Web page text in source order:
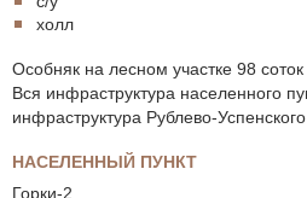
холл
Особняк на лесном участке 98
Вся инфраструктура населенного
инфраструктура Рублево-
НАСЕЛЕННЫЙ ПУНКТ
Горки-2